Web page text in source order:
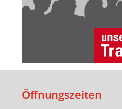
Öffnungszeiten